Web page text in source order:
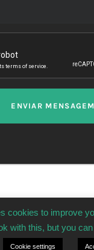
ENVIAR MENSAGEM
cookies to improve
with this, but you
Cookie settings